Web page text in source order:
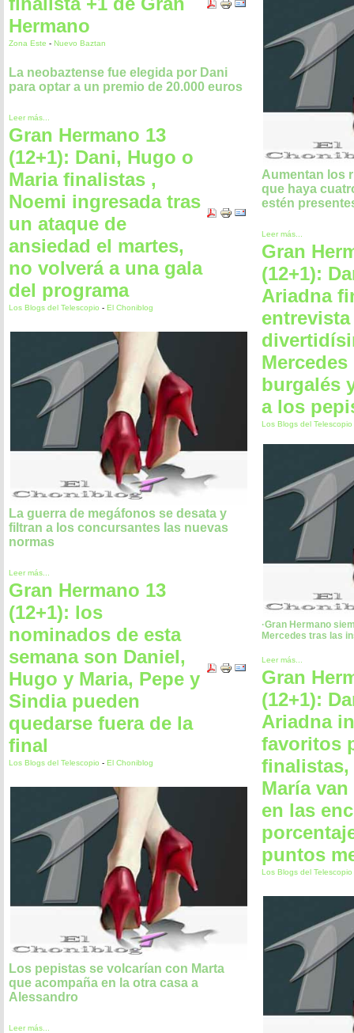
Hermano
Zona Este - Nuevo Baztan
La neobaztense fue elegida por Dani
para optar a un premio de 20.000 euros
Leer más...
Gran Hermano 13
(12+1): Dani, Hugo o
Maria finalistas ,
Noemi ingresada tras
un ataque de
ansiedad el martes,
no volverá a una gala
del programa
Los Blogs del Telescopio - El Choniblog
La guerra de megáfonos se desata y
filtran a los concursantes las nuevas
normas
Leer más...
Gran Hermano 13
(12+1): los
nominados de esta
semana son Daniel,
Hugo y Maria, Pepe y
Sindia pueden
quedarse fuera de la
final
Los Blogs del Telescopio - El Choniblog
Los pepistas se volcarían con Marta
que acompaña en la otra casa a
Alessandro
Leer más...
Aumentan los
que haya
estén
Leer más...
Gran
(12+1):
Ariadna
entrevista
burgalés
a los
Los Blogs del Telescopio
·Gran Hermano
Mercedes tras las
Leer más...
Gran
(12+1):
Ariadna
favoritos
finalistas,
María
en las
puntos
Los Blogs del Telescopio